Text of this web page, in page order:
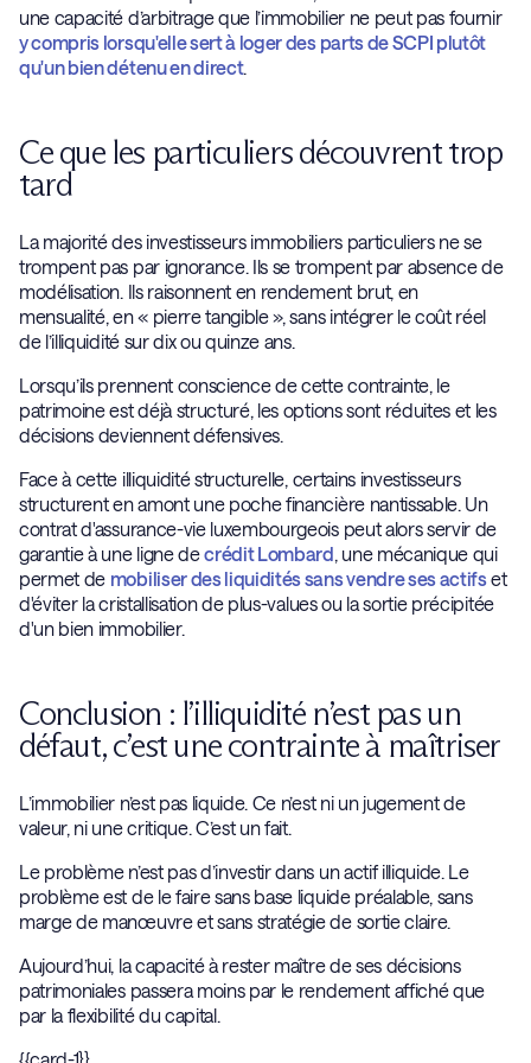
une capacité d’arbitrage que l’immobilier ne peut pas fournir
y compris lorsqu'elle sert à loger des parts de SCPI plutôt
qu'un bien détenu en direct.
Ce que les particuliers découvrent trop
tard
La majorité des investisseurs immobiliers particuliers ne se
trompent pas par ignorance. Ils se trompent par absence de
modélisation. Ils raisonnent en rendement brut, en
mensualité, en « pierre tangible », sans intégrer le coût réel
de l’illiquidité sur dix ou quinze ans.
Lorsqu’ils prennent conscience de cette contrainte, le
patrimoine est déjà structuré, les options sont réduites et les
décisions deviennent défensives.
Face à cette illiquidité structurelle, certains investisseurs
structurent en amont une poche financière nantissable. Un
contrat d'assurance-vie luxembourgeois peut alors servir de
garantie à une ligne decrédit Lombard, une mécanique qui
permet de mobiliser des liquidités sans vendre ses actifset
d'éviter la cristallisation de plus-values ou la sortie précipitée
d'un bien immobilier.
Conclusion : l’illiquidité n’est pas un
défaut, c’est une contrainte à maîtriser
L’immobilier n’est pas liquide. Ce n’est ni un jugement de
valeur, ni une critique. C’est un fait.
Le problème n’est pas d’investir dans un actif illiquide. Le
problème est de le faire sans base liquide préalable, sans
marge de manœuvre et sans stratégie de sortie claire.
Aujourd’hui, la capacité à rester maître de ses décisions
patrimoniales passera moins par le rendement affiché que
par la flexibilité du capital.